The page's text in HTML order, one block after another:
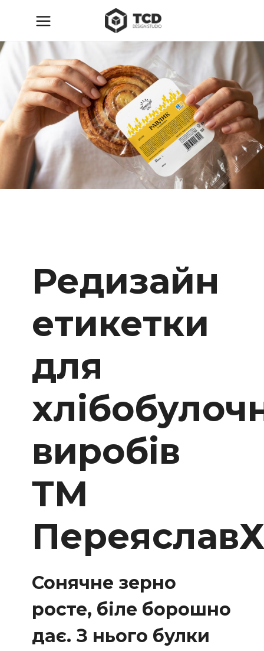
Редизайн
етикетки
для
виробів
ТМ
Сонячне зерно
росте, біле борошно
дає. З нього булки